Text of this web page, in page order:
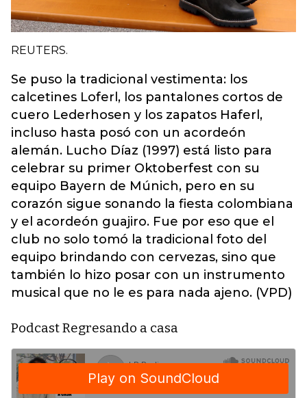
REUTERS.
Se puso la tradicional vestimenta: los
calcetines Loferl, los pantalones cortos de
cuero Lederhosen y los zapatos Haferl,
incluso hasta posó con un acordeón
alemán. Lucho Díaz (1997) está listo para
celebrar su primer Oktoberfest con su
equipo Bayern de Múnich, pero en su
corazón sigue sonando la fiesta colombiana
y el acordeón guajiro. Fue por eso que el
club no solo tomó la tradicional foto del
equipo brindando con cervezas, sino que
también lo hizo posar con un instrumento
musical que no le es para nada ajeno. (VPD)
Podcast Regresando a casa